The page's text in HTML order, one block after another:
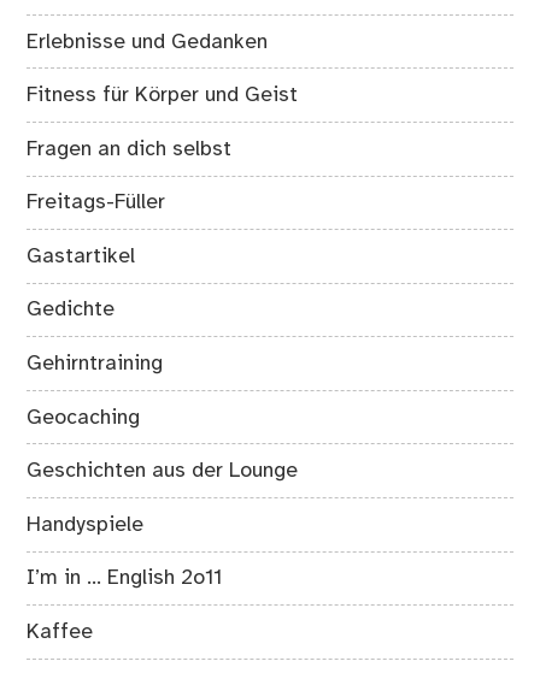
Erlebnisse und Gedanken
Fitness für Körper und Geist
Fragen an dich selbst
Freitags-Füller
Gastartikel
Gedichte
Gehirntraining
Geocaching
Geschichten aus der Lounge
Handyspiele
I’m in … English 2o11
Kaffee